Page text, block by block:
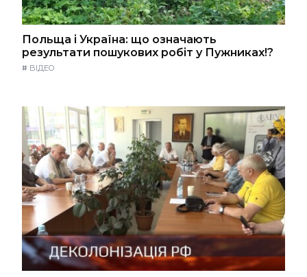
Польща і Україна: що означають
результати пошукових робіт у Пужниках!?
# ВІДЕО